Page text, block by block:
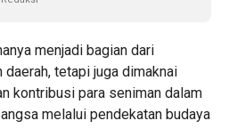
menjadi bagian dari
daerah, tetapi juga dimaknai
kontribusi para seniman dalam
melalui pendekatan budaya